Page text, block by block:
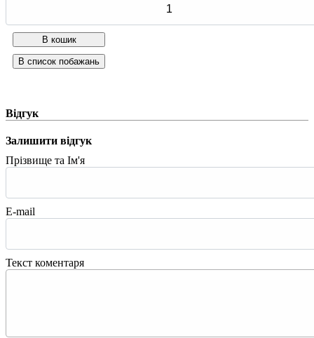
Відгук
Залишити відгук
Прізвище та Ім'я
E-mail
Текст коментаря